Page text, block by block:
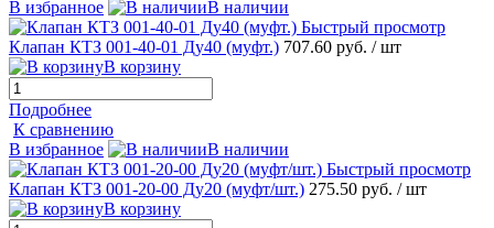
В избранное
В наличии
Быстрый просмотр
Клапан КТЗ 001-40-01 Ду40 (муфт.) 707.60 руб. / шт
В корзину
Подробнее
К сравнению
В избранное
В наличии
Быстрый просмотр
Клапан КТЗ 001-20-00 Ду20 (муфт/шт.) 275.50 руб. / шт
В корзину